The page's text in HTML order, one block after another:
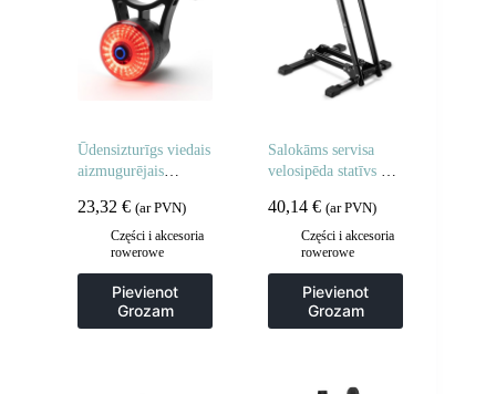
Ūdensizturīgs viedais
aizmugurējais
23,32 € (ar PVN)
Części i akcesoria
rowerowe
Pievienot
Grozam
Salokāms servisa
velosipēda statīvs 20-
melns
40,14€ (ar PVN)
Części i akcesoria
rowerowe
Pievienot
Grozam